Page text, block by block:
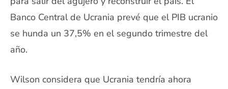
Banco Central de Ucrania prevé que el PIB ucranio
se hunda un 37,5% en el segundo trimestre del
año.
Wilson considera que Ucrania tendría ahora